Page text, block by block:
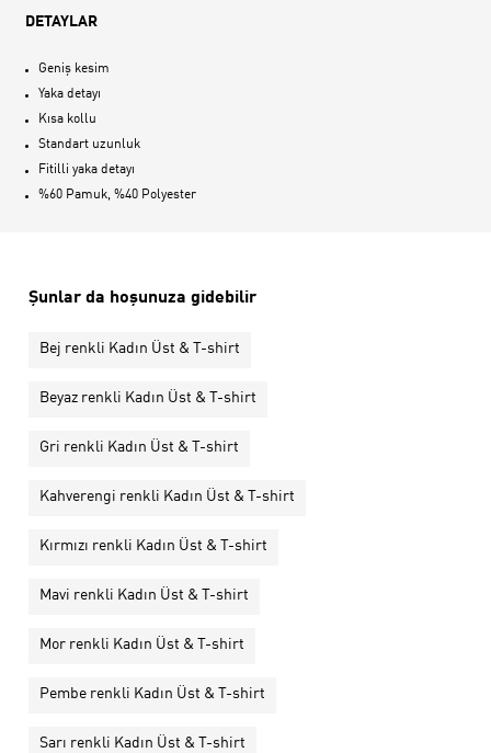
DETAYLAR
Geniş kesim
Yaka detayı
Kısa kollu
Standart uzunluk
Fitilli yaka detayı
%60 Pamuk, %40 Polyester
Şunlar da hoşunuza gidebilir
Bej renkli Kadın Üst & T-shirt
Beyaz renkli Kadın Üst & T-shirt
Gri renkli Kadın Üst & T-shirt
Kahverengi renkli Kadın Üst & T-shirt
Kırmızı renkli Kadın Üst & T-shirt
Mavi renkli Kadın Üst & T-shirt
Mor renkli Kadın Üst & T-shirt
Pembe renkli Kadın Üst & T-shirt
Sarı renkli Kadın Üst & T-shirt